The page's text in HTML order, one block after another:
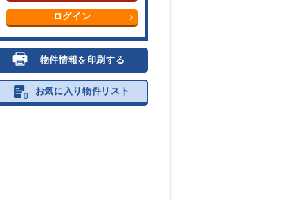
ログイン
物件情報を印刷する
お気に入り物件リスト